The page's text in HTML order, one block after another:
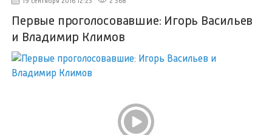
Первые проголосовавшие: Игорь Васильев
и Владимир Климов